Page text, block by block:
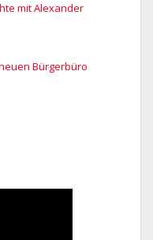
mit Alexander
Bürgerbüro